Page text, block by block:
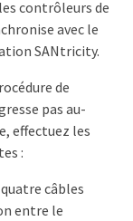
contrôleurs de
avec le
SANtricity.
de
pas au-
effectuez les
:
câbles
entre le